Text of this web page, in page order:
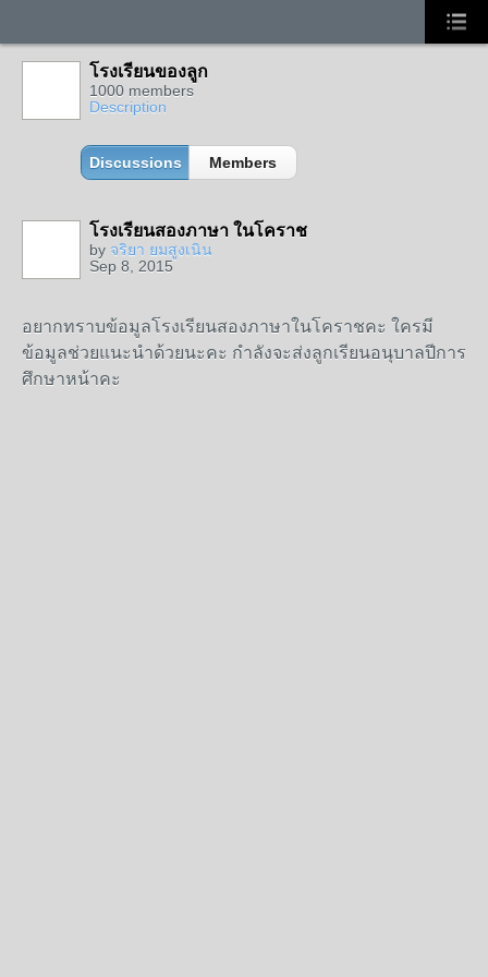
โรงเรียนของลูก
1000 members
Description
Discussions Members
โรงเรียนสองภาษา ในโคราช
by จริยา ยมสูงเนิน
Sep 8, 2015
อยากทราบข้อมูลโรงเรียนสองภาษาในโคราชคะ ใครมี
ข้อมูลช่วยแนะนำด้วยนะคะ กำลังจะส่งลูกเรียนอนุบาลปีการ
ศึกษาหน้าคะ